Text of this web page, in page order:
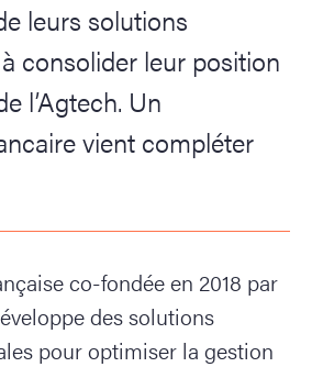
leurs solutions
consolider leur position
l’Agtech. Un
vient compléter
co-fondée en 2018 par
des solutions
pour optimiser la gestion